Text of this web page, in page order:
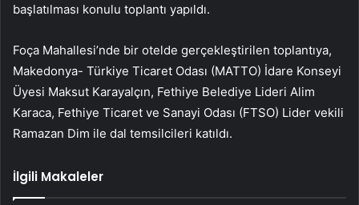
başlatılması konulu toplantı yapıldı.
Foça Mahallesi’nde bir otelde gerçekleştirilen toplantıya,
Makedonya- Türkiye Ticaret Odası (MATTO) İdare Konseyi
Üyesi Maksut Karayalçın, Fethiye Belediye Lideri Alim
Karaca, Fethiye Ticaret ve Sanayi Odası (FTSO) Lider vekili
Ramazan Dim ile dal temsilcileri katıldı.
İlgili Makaleler